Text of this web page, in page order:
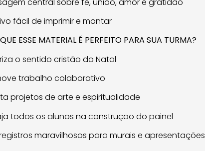
fácil de imprimir e montar
ESSE MATERIAL É PERFEITO PARA SUA TURMA?
o sentido cristão do Natal
trabalho colaborativo
projetos de arte e espiritualidade
todos os alunos na construção do painel
maravilhosos para murais e apresentações